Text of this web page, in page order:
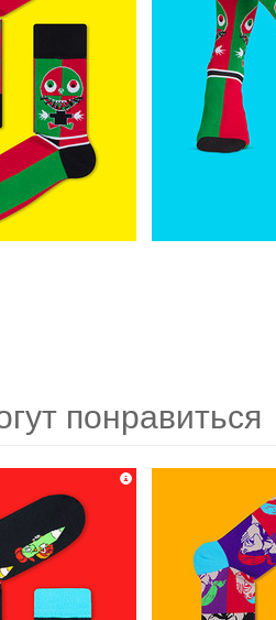
понравиться